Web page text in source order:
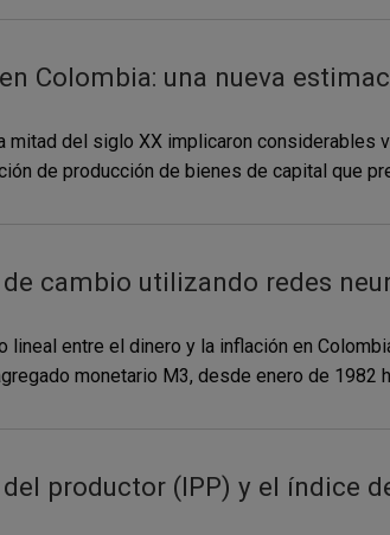
Colombia: una nueva
del siglo XX implicaron considerables
de producción de bienes de capital que
cambio utilizando redes
entre el dinero y la inflación en
monetario M3, desde enero de 1982
productor (IPP) y el índice